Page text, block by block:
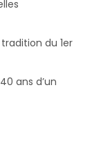
du 1er
ans d’un